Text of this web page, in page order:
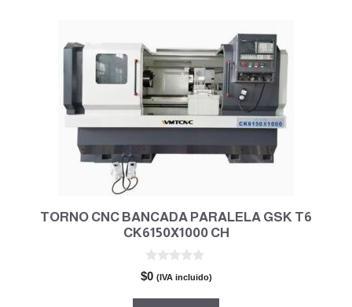
TORNO CNC BANCADA PARALELA GSK T6
CK6150X1000 CH
0
d
$0 (IVA incluido)